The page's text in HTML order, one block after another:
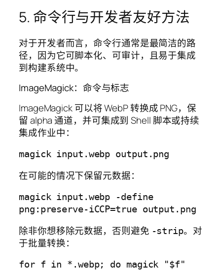
5. 命令行与开发者友好方法
对于开发者而言，命令行通常是最简洁的路
径，因为它可脚本化、可审计，且易于集成
到构建系统中。
ImageMagick：命令与标志
ImageMagick 可以将 WebP 转换成 PNG，保
留 alpha 通道，并可集成到 Shell 脚本或持续
集成作业中：
在可能的情况下保留元数据：
magick input.webp -define
除非你想移除元数据，否则避免 -strip。对
于批量转换：
for f in *.webp; do magick "$f"